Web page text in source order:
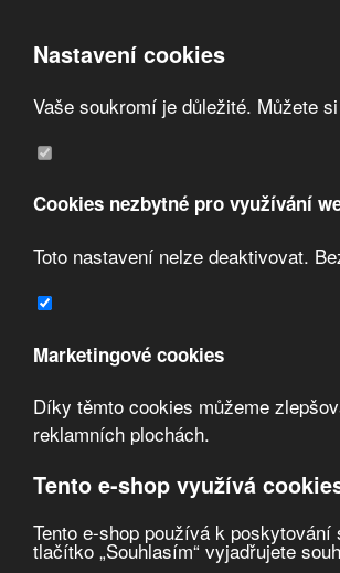
Nastavení cookies
Vaše soukromí je důležité. Můžete
Cookies nezbytné pro využívání
Toto nastavení nelze deaktivovat.
Marketingové cookies
Díky těmto cookies můžeme
reklamních plochách.
Tento e-shop využívá
Tento e-shop používá k
tlačítko „Souhlasím“ vyjadřujete
Přeskočit na
Obchodní
Registrace
Kontakt
Zvolte měnu: